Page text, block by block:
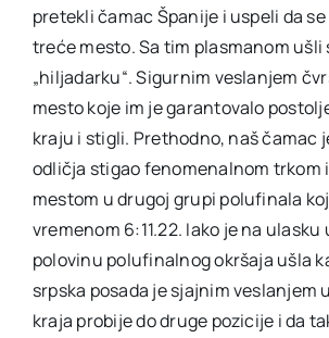
pretekli čamac Španije i uspeli da
treće mesto. Sa tim plasmanom ušli
„hiljadarku“. Sigurnim veslanjem
mesto koje im je garantovalo
kraju i stigli. Prethodno, naš čamac
odličja stigao fenomenalnom trkom
mestom u drugoj grupi polufinala
vremenom 6:11.22. Iako je na ulasku
polovinu polufinalnog okršaja ušla
srpska posada je sjajnim veslanjem
kraja probije do druge pozicije i da